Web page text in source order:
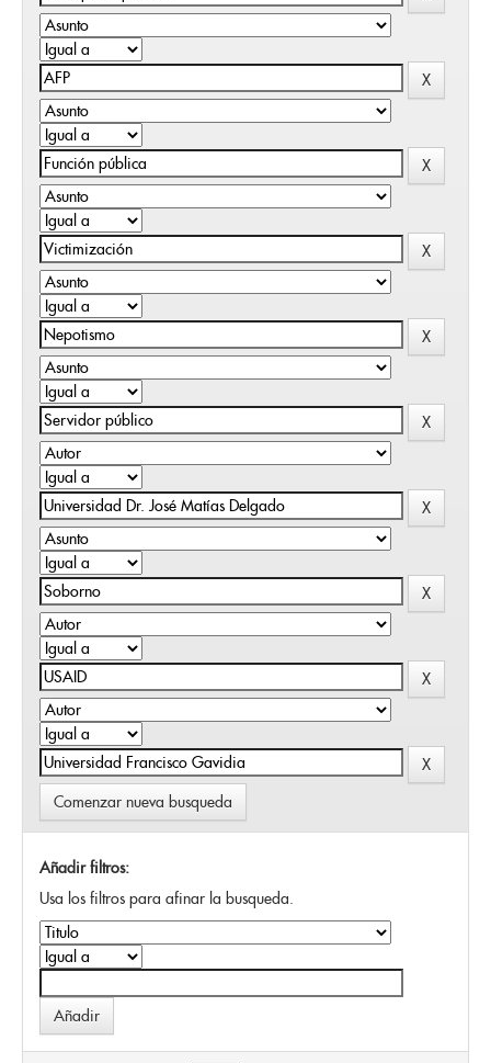
Comenzar nueva busqueda
Añadir filtros:
Usa los filtros para afinar la busqueda.